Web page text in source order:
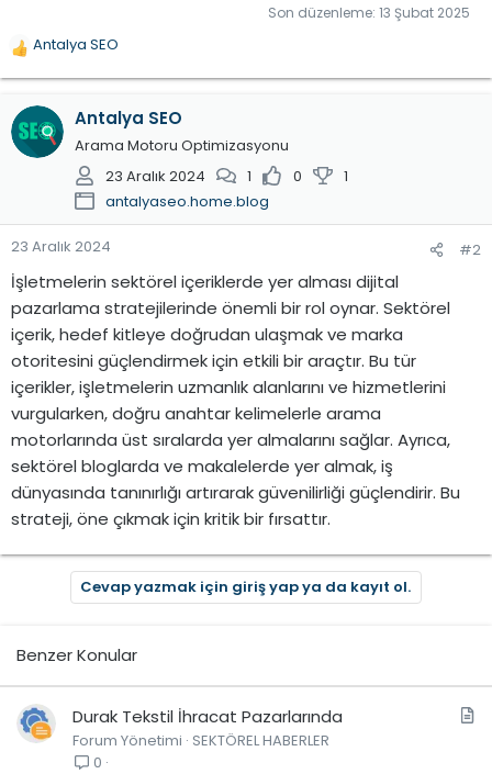
Son düzenleme: 13 Şubat 2025
T
e
k
i
:
Antalya SEO
Antalya SEO
Arama Motoru Optimizasyonu
23 Aralık 2024
1 0
1
antalyaseo.home.blog
23 Aralık 2024 #2
İşletmelerin sektörel içeriklerde yer alması dijital
pazarlama stratejilerinde önemli bir rol oynar. Sektörel
içerik, hedef kitleye doğrudan ulaşmak ve marka
otoritesini güçlendirmek için etkili bir araçtır. Bu tür
içerikler, işletmelerin uzmanlık alanlarını ve hizmetlerini
vurgularken, doğru anahtar kelimelerle arama
motorlarında üst sıralarda yer almalarını sağlar. Ayrıca,
sektörel bloglarda ve makalelerde yer almak, iş
dünyasında tanınırlığı artırarak güvenilirliği güçlendirir. Bu
strateji, öne çıkmak için kritik bir fırsattır.
Cevap yazmak için giriş yap ya da kayıt ol.
Benzer Konular
Durak Tekstil İhracat Pazarlarında
Forum Yönetimi SEKTÖREL HABERLER
0